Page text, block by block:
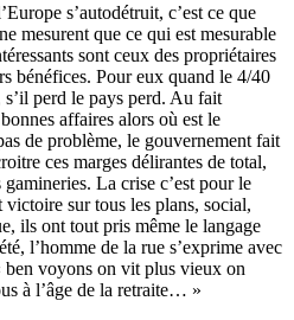
s’autodétruit, c’est ce que
mesurent que ce qui est mesurable
sont ceux des propriétaires
bénéfices. Pour eux quand le 4/40
s’il perd le pays perd. Au fait
affaires alors où est le
de problème, le gouvernement fait
ces marges délirantes de total,
La crise c’est pour le
sur tous les plans, social,
ils ont tout pris même le langage
l’homme de la rue s’exprime avec
ben voyons on vit plus vieux on
à l’âge de la retraite… »